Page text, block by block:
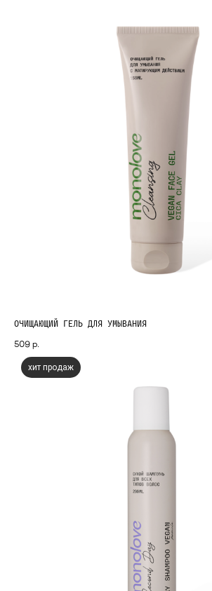
ОЧИЩАЮЩИЙ ГЕЛЬ ДЛЯ УМЫВАНИЯ
509р.
хит продаж